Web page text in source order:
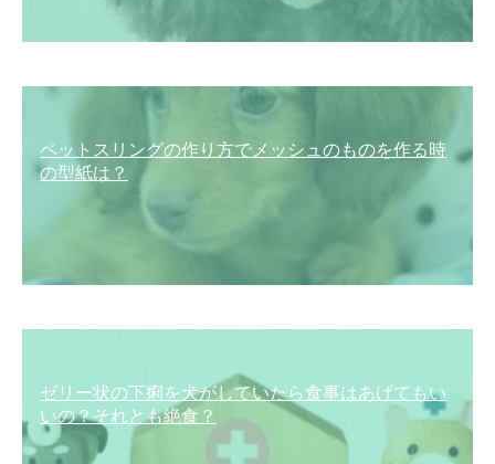
ペットスリングの作り方でメッシュのものを作る時
の型紙は？
ゼリー状の下痢を犬がしていたら食事はあげてもい
いの？それとも絶食？